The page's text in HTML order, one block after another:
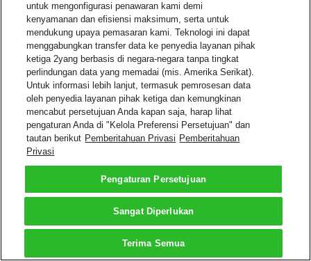
untuk mengonfigurasi penawaran kami demi
kenyamanan dan efisiensi maksimum, serta untuk
mendukung upaya pemasaran kami. Teknologi ini dapat
menggabungkan transfer data ke penyedia layanan pihak
ketiga 2yang berbasis di negara-negara tanpa tingkat
perlindungan data yang memadai (mis. Amerika Serikat).
Untuk informasi lebih lanjut, termasuk pemrosesan data
oleh penyedia layanan pihak ketiga dan kemungkinan
mencabut persetujuan Anda kapan saja, harap lihat
pengaturan Anda di "Kelola Preferensi Persetujuan" dan
tautan berikut Pemberitahuan Privasi Pemberitahuan
Privasi
Pengaturan Persetujuan
Sangat Diperlukan
Terima Semua